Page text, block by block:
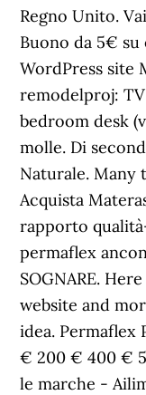
Regno Unito.
Buono da 5€ su
WordPress site
remodelproj:
bedroom desk
molle. Di
Naturale. Many
Acquista
rapporto
permaflex
SOGNARE.
website and
idea. Permaflex
€ 200 € 400 €
le marche -